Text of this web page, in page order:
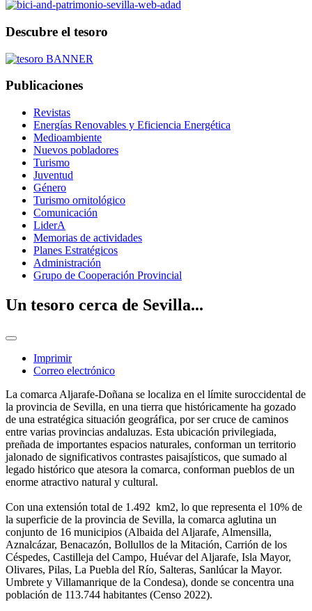
Descubre el tesoro
Publicaciones
Revistas
Energías Renovables y Eficiencia Energética
Medioambiente
Nuevos pobladores
Turismo
Juventud
Género
Turismo ornitológico
Comunicación
LiderA
Memorias de actividades
Planes Estratégicos
Administración
Grupo de Cooperación Provincial
Un tesoro cerca de Sevilla...
Imprimir
Correo electrónico
La comarca Aljarafe-Doñana se localiza en el límite suroccidental de
la provincia de Sevilla, en una tierra que históricamente ha gozado
de una estratégica situación geográfica, por ser cruce de caminos
entre varias provincias andaluzas. Esta ubicación privilegiada,
preñada de importantes espacios naturales, conforman un territorio
jalonado de significativos contrastes paisajísticos, que sumado al
legado histórico que atesora la comarca, conforman pueblos de un
enorme atractivo natural y cultural.
Con una extensión total de 1.492 km2, lo que representa el 10% de
la superficie de la provincia de Sevilla, la comarca aglutina un
conjunto de 16 municipios (Albaida del Aljarafe, Almensilla,
Aznalcázar, Benacazón, Bollullos de la Mitación, Carrión de los
Céspedes, Castilleja del Campo, Huévar del Aljarafe, Isla Mayor,
Olivares, Pilas, La Puebla del Río, Salteras, Sanlúcar la Mayor.
Umbrete y Villamanrique de la Condesa), donde se concentra una
población de 113.744 habitantes (Censo 2022).